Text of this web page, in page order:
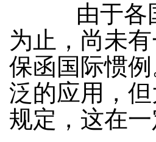
由于各国
为止，尚未
保函国际惯
泛的应用，
规定，这在